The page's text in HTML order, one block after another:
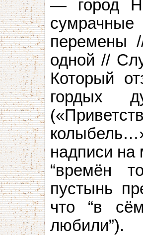
— город
перемены
одной //
Который
гордых
надписи на
“времён
пустынь
что “в
любили”).